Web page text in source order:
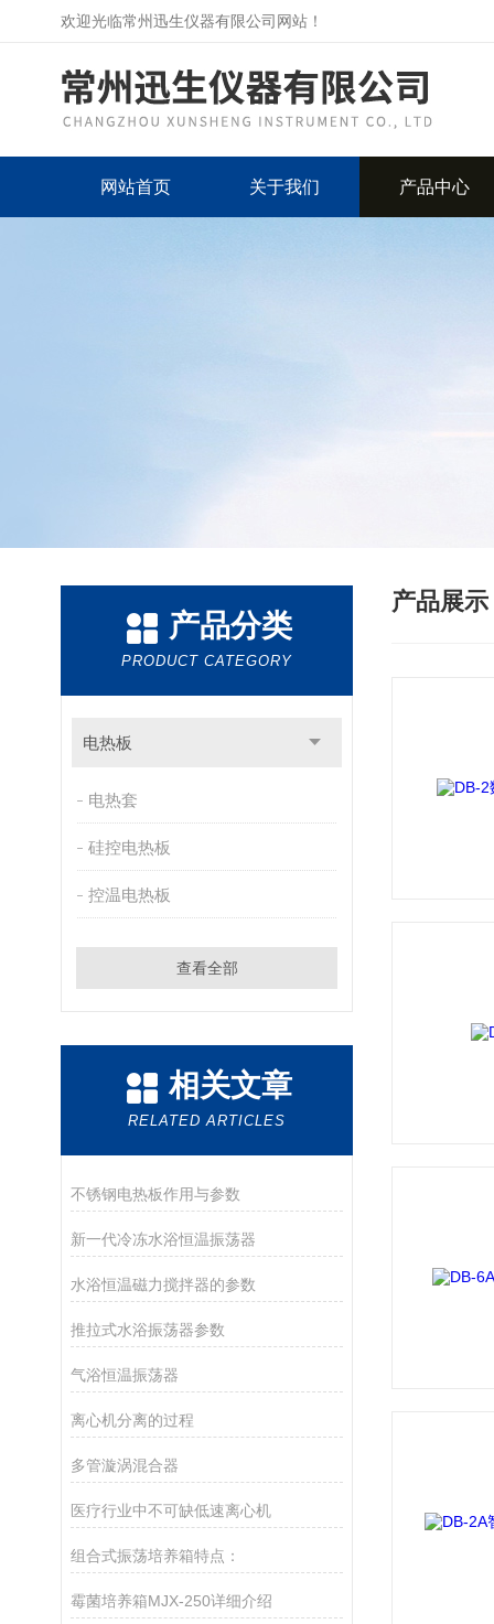
欢迎光临常州迅生仪器有限公司网站！
网站首页 关于我们 产品中心
产品分类
PRODUCT CATEGORY
电热板
电热套
硅控电热板
控温电热板
查看全部
相关文章
RELATED ARTICLES
不锈钢电热板作用与参数
新一代冷冻水浴恒温振荡器
水浴恒温磁力搅拌器的参数
推拉式水浴振荡器参数
气浴恒温振荡器
离心机分离的过程
多管漩涡混合器
医疗行业中不可缺低速离心机
组合式振荡培养箱特点：
霉菌培养箱MJX-250详细介绍
产品展示